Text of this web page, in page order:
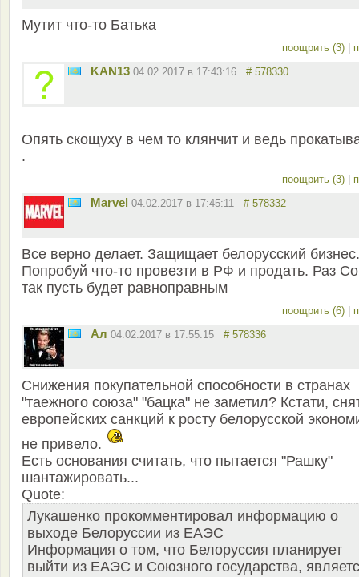
Мутит что-то Батька
поощрить (3)
KAN13 04.02.2017 в 17:43:16 # 578330
Опять скощуху в чем то клянчит и ведь
.
поощрить (3)
Marvel 04.02.2017 в 17:45:11 # 578332
Все верно делает. Защищает белорусский бизнес.
Попробуй что-то провезти в РФ и продать. Раз
так пусть будет равноправным
поощрить (6)
Ал 04.02.2017 в 17:55:15 # 578336
Снижения покупательной способности в странах
"таежного союза" "бацка" не заметил? Кстати,
европейских санкций к росту белорусской
не привело.
Есть основания считать, что пытается "Рашку"
шантажировать...
Quote:
Лукашенко прокомментировал информацию о
выходе Белоруссии из ЕАЭС
Информация о том, что Белоруссия планирует
выйти из ЕАЭС и Союзного государства,